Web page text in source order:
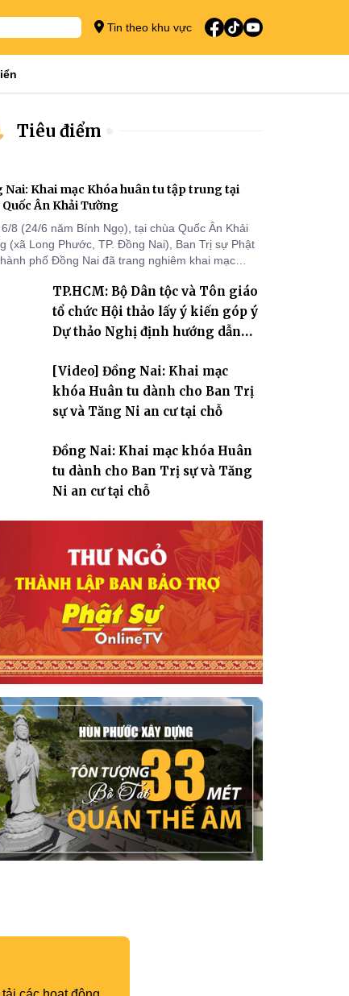
Tin theo khu vực
Tiêu điểm
Nai: Khai mạc Khóa huân tu tập trung tại
Quốc Ân Khải Tường
6/8 (24/6 năm Bính Ngọ), tại chùa Quốc Ân Khải
(xã Long Phước, TP. Đồng Nai), Ban Trị sự Phật
phố Đồng Nai đã trang nghiêm khai mạc
dành cho chư Tăng hành giả an cư tại chỗ khu vực
và trường hạ chùa Quốc Ân Khải Tường.
TP.HCM: Bộ Dân tộc và Tôn giáo
tổ chức Hội thảo lấy ý kiến góp ý
Dự thảo Nghị định hướng dẫn
giáo
[Video] Đồng Nai: Khai mạc
khóa Huân tu dành cho Ban Trị
sự và Tăng Ni an cư tại chỗ
Đồng Nai: Khai mạc khóa Huân
tu dành cho Ban Trị sự và Tăng
Ni an cư tại chỗ